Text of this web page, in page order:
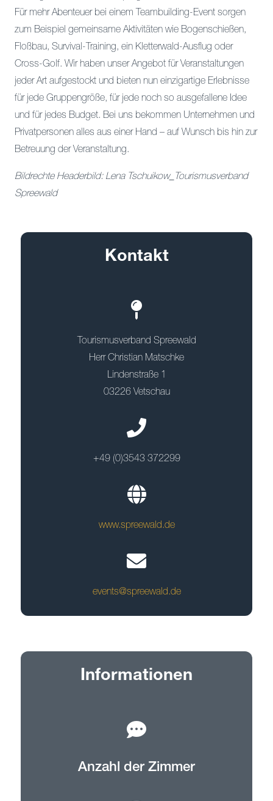
Für mehr Abenteuer bei einem Teambuilding-Event sorgen
zum Beispiel gemeinsame Aktivitäten wie Bogenschießen,
Floßbau, Survival-Training, ein Kletterwald-Ausflug oder
Cross-Golf. Wir haben unser Angebot für Veranstaltungen
jeder Art aufgestockt und bieten nun einzigartige Erlebnisse
für jede Gruppengröße, für jede noch so ausgefallene Idee
und für jedes Budget. Bei uns bekommen Unternehmen und
Privatpersonen alles aus einer Hand – auf Wunsch bis hin zur
Betreuung der Veranstaltung.
Bildrechte Headerbild: Lena Tschuikow_Tourismusverband
Spreewald
Kontakt
Tourismusverband Spreewald
Herr Christian Matschke
Lindenstraße 1
03226 Vetschau
+49 (0)3543 372299
www.spreewald.de
events@spreewald.de
Informationen
Anzahl der Zimmer